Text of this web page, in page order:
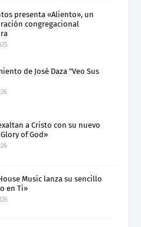
presenta «Aliento», un
congregacional
de José Daza "Veo Sus
exaltan a Cristo con su nuevo
of God»
Music lanza su sencillo
en Ti»